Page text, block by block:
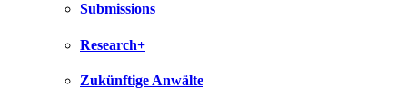
Submissions
Research+
Zukünftige Anwälte